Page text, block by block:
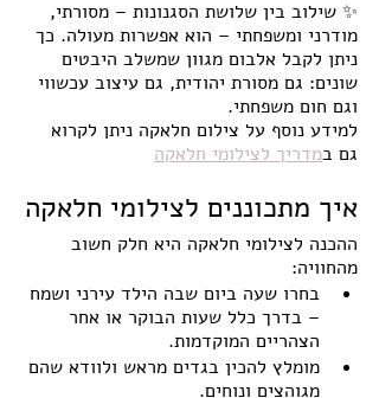
✨ שילוב בין שלושת הסגנונות – מסורתי,
מודרני ומשפחתי – הוא אפשרות מעולה. כך
ניתן לקבל אלבום מגוון שמשלב היבטים
שונים: גם מסורת יהודית, גם עיצוב עכשווי
וגם חום משפחתי.
למידע נוסף על צילום חלאקה ניתן לקרוא
גם במדריך לצילומי חלאקה
איך מתכוננים לצילומי חלאקה
ההכנה לצילומי חלאקה היא חלק חשוב
מהחוויה:
בחרו שעה ביום שבה הילד עירני ושמח
– בדרך כלל שעות הבוקר או אחר
הצהריים המוקדמות.
מומלץ להכין בגדים מראש ולוודא שהם
מגוהצים ונוחים.